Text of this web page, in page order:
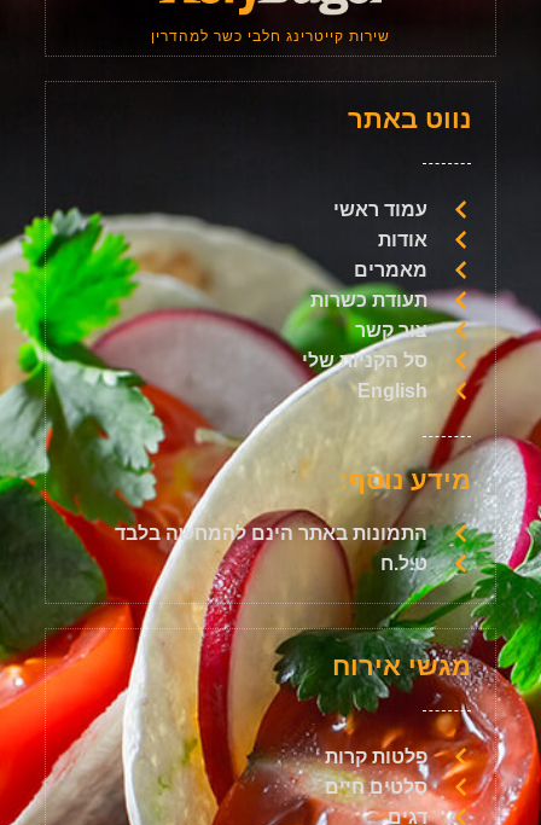
מגשי אירוח
פלטות קרות
סלטים חיים
דגים
נווט באתר
עמוד ראשי
אודות
מאמרים
תעודת כשרות
צור קשר
סל הקניות שלי
English
מידע נוסף:
התמונות באתר הינם להמחשה בלבד
ט.ל.ח
שירות קייטרינג חלבי כשר למהדרין